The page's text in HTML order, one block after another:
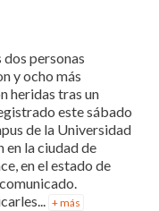
dos personas
y ocho más
heridas tras un
este sábado
de la Universidad
en la ciudad de
en el estado de
+ más